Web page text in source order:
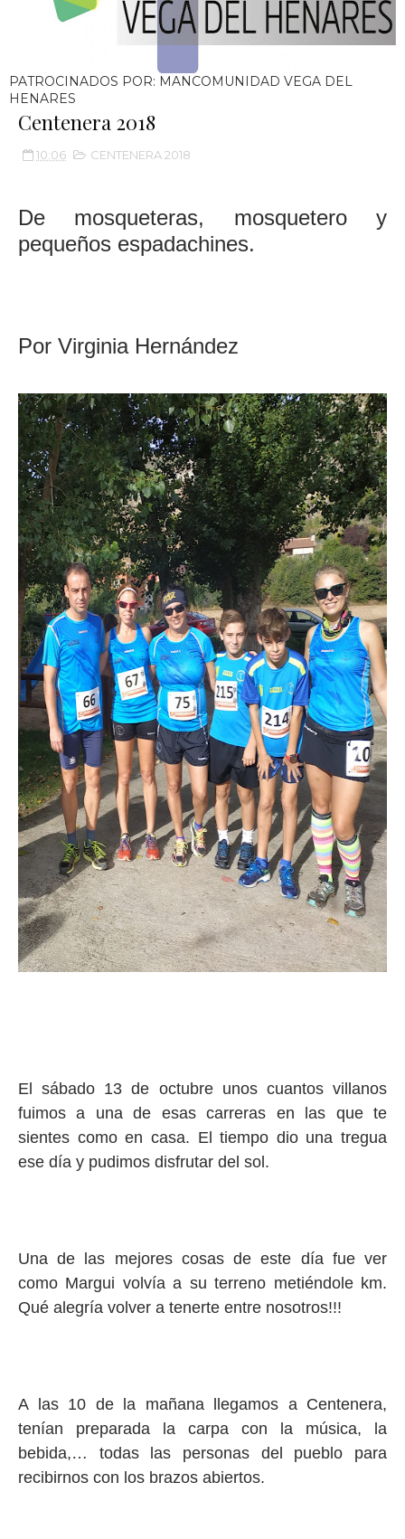
PATROCINADOS POR: MANCOMUNIDAD VEGA DEL
HENARES
Centenera 2018
10:06 CENTENERA 2018
De mosqueteras, mosquetero y
pequeños espadachines.
Por Virginia Hernández
El sábado 13 de octubre unos cuantos villanos
fuimos a una de esas carreras en las que te
sientes como en casa. El tiempo dio una tregua
ese día y pudimos disfrutar del sol.
Una de las mejores cosas de este día fue ver
como Margui volvía a su terreno metiéndole km.
Qué alegría volver a tenerte entre nosotros!!!
A las 10 de la mañana llegamos a Centenera,
tenían preparada la carpa con la música, la
bebida,… todas las personas del pueblo para
recibirnos con los brazos abiertos.